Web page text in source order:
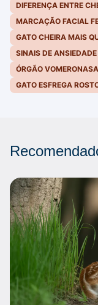
DIFERENÇA ENTRE
MARCAÇÃO FACIAL
GATO CHEIRA MAIS
SINAIS DE
ÓRGÃO
GATO ESFREGA